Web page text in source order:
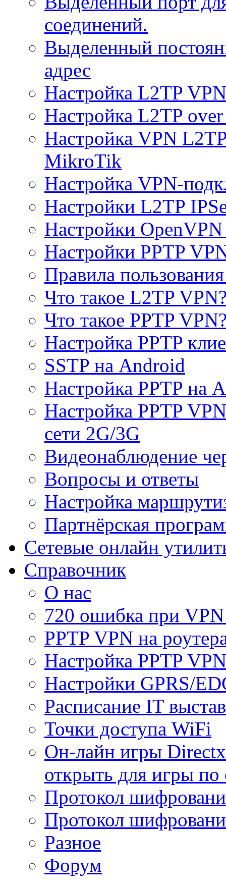
соединений.
Выделенный
адрес
Настройка L2TP
Настройка L2TP
Настройка VPN
MikroTik
Настройка VPN-
Настройки L2TP
Настройки
Настройки PPTP
Правила
Что такое L2TP
Что такое PPTP
Настройка PPTP
SSTP на Android
Настройка PPTP на
Настройка PPTP
сети 2G/3G
Видеонаблюдение
Вопросы и ответы
Настройка
Партнёрская
Сетевые онлайн
Справочник
О нас
720 ошибка при
PPTP VPN на
Настройка PPTP
Настройки GPRS/
Расписание IT
Точки доступа WiFi
Он-лайн игры
открыть для игры по
Протокол
Протокол
Разное
Форум